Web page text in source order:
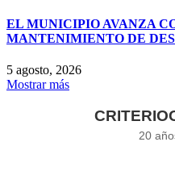
EL MUNICIPIO AVANZA
MANTENIMIENTO DE
5 agosto, 2026
Mostrar más
20